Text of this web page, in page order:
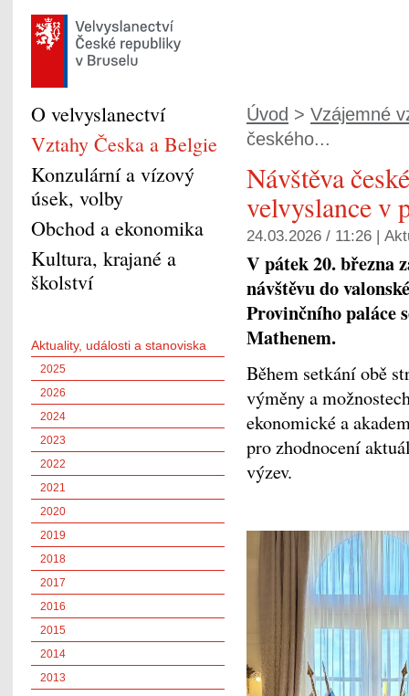
Úvod > Vzájemné
českého...
Návštěva
velvyslance v
24.03.2026 / 11:26 |
V pátek 20. března
návštěvu do
Provinčního paláce
Mathenem.
Během setkání obě
výměny a
ekonomické a
pro zhodnocení
výzev.
O velvyslanectví
Vztahy Česka a Belgie
Konzulární a vízový
úsek, volby
Obchod a ekonomika
Kultura, krajané a
školství
Aktuality, události a stanoviska
2025
2026
2024
2023
2022
2021
2020
2019
2018
2017
2016
2015
2014
2013